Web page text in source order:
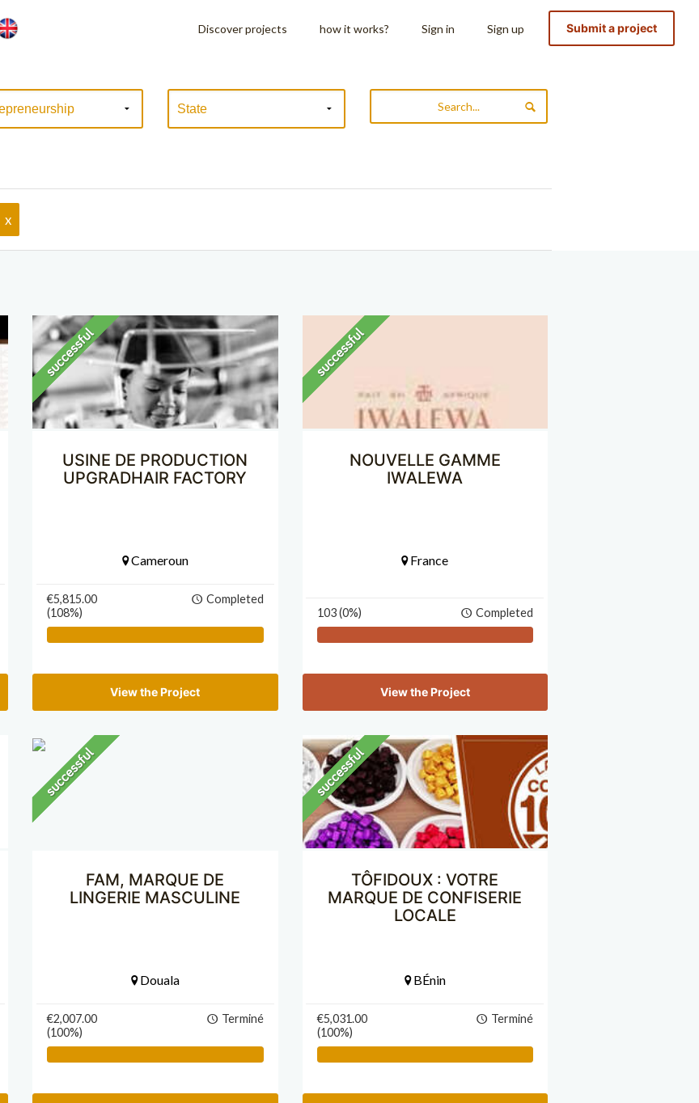
Discover projects how it works? Sign in Sign up Submit a project
x
USINE DE PRODUCTION
UPGRADHAIR FACTORY
Cameroun
€5,815.00
(108%)
Completed
View the Project
NOUVELLE GAMME
IWALEWA
France
103 (0%) Completed
View the Project
FAM, MARQUE DE
LINGERIE MASCULINE
Douala
€2,007.00
(100%)
Terminé
TÔFIDOUX : VOTRE
MARQUE DE CONFISERIE
LOCALE
BÉnin
€5,031.00
(100%)
Terminé